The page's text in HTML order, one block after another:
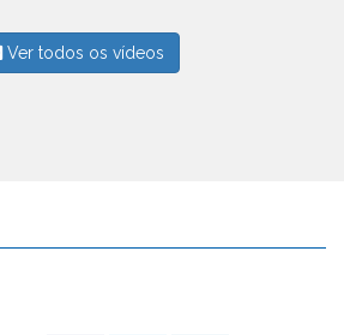
Ver todos os vídeos